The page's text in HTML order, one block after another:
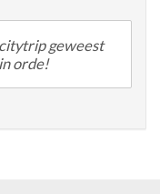
geweest
orde!